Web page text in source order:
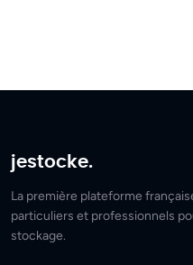
jestocke.
La première plateforme
particuliers et professionnels
stockage.